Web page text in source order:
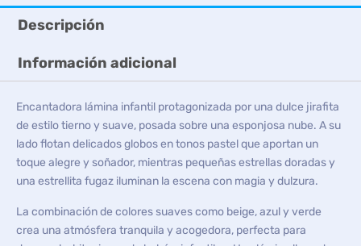
Descripción
Información adicional
Encantadora lámina infantil protagonizada por una dulce jirafita
de estilo tierno y suave, posada sobre una esponjosa nube. A su
lado flotan delicados globos en tonos pastel que aportan un
toque alegre y soñador, mientras pequeñas estrellas doradas y
una estrellita fugaz iluminan la escena con magia y dulzura.
La combinación de colores suaves como beige, azul y verde
crea una atmósfera tranquila y acogedora, perfecta para